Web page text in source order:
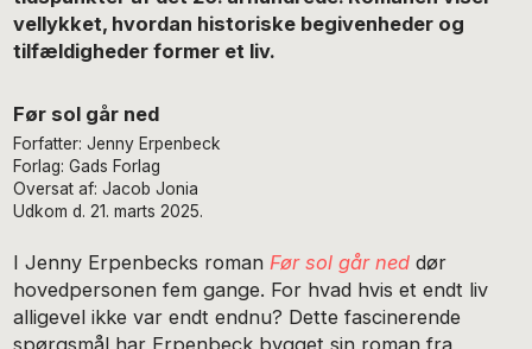
vellykket, hvordan historiske begivenheder og
tilfældigheder former et liv.
Før sol går ned
Forfatter: Jenny Erpenbeck
Forlag: Gads Forlag
Oversat af: Jacob Jonia
Udkom d. 21. marts 2025.
I Jenny Erpenbecks roman Før sol går ned dør
hovedpersonen fem gange. For hvad hvis et endt liv
alligevel ikke var endt endnu? Dette fascinerende
spørgsmål har Erpenbeck bygget sin roman fra